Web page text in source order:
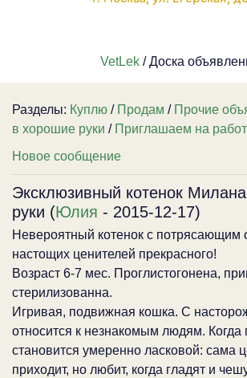
VetLek/ Доска
Разделы: Куплю / Продам / Прочие
в хорошие руки / Приглашаем на
Новое сообщение
Эксклюзивный котенок
руки (Юлия - 2015-12-17)
Невероятный котенок с потрясающим
настощих ценителей прекрасного!
Возраст 6-7 мес. Проглистогонена,
стерилизованна.
Игривая, подвижная кошка. С
относится к незнакомым людям. Когда
становится умеренно ласковой: сама
приходит, но любит, когда гладят и